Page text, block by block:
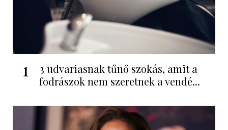
1
3 udvariasnak tűnő szokás, amit a
fodrászok nem szeretnek a vendé...